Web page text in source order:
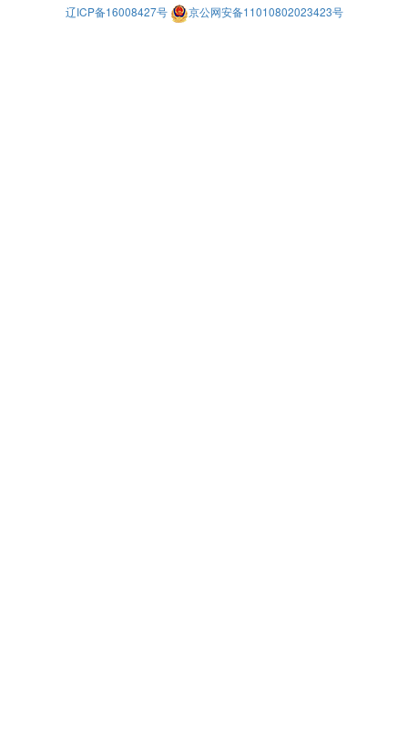
辽ICP备16008427号
京公网安备11010802023423号